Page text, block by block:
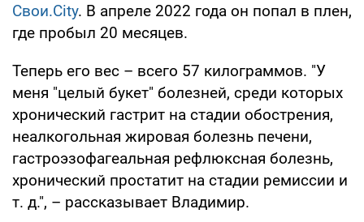
Свои.City. В апреле 2022 года он попал в плен,
где пробыл 20 месяцев.
Теперь его вес – всего 57 килограммов. "У
меня "целый букет" болезней, среди которых
хронический гастрит на стадии обострения,
неалкогольная жировая болезнь печени,
гастроэзофагеальная рефлюксная болезнь,
хронический простатит на стадии ремиссии и
т. д.", – рассказывает Владимир.